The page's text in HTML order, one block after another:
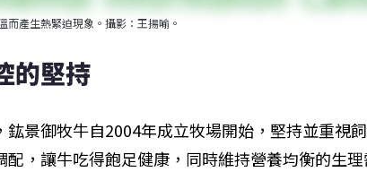
產生熱緊迫現象。攝影：王揚喻。
的堅持
景御牧牛自2004年成立牧場開始，堅持並重視
，讓牛吃得飽足健康，同時維持營養均衡的生